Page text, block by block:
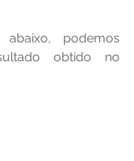
obtido no